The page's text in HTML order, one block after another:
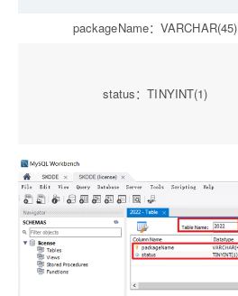
packageName：VARCHAR(45)
status：TINYINT(1)